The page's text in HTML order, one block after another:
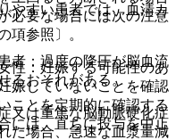
必要な場合には次の注意
項参照〕。
性：妊娠する可能性のあ
娠していないことを確認
ことを定期的に確認する
には、直ちに投与を中止
やすい患者では、血清カ
者：過度の降圧が脳血流
るおそれがある。
又は重篤な脳動脈硬化症
た場合、急速な血漿量減